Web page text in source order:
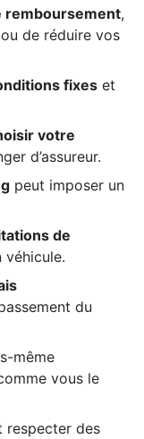
remboursement,
de réduire vos
fixes et
votre
d’assureur.
peut imposer un
de
véhicule.
du
même
vous le
respecter des